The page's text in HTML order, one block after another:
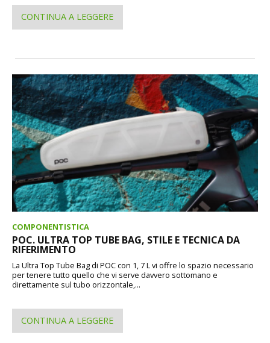
CONTINUA A LEGGERE
COMPONENTISTICA
POC. ULTRA TOP TUBE BAG, STILE E TECNICA DA
RIFERIMENTO
La Ultra Top Tube Bag di POC con 1, 7 L vi offre lo spazio necessario
per tenere tutto quello che vi serve davvero sottomano e
direttamente sul tubo orizzontale,...
CONTINUA A LEGGERE